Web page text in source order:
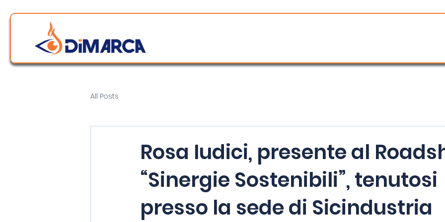
All Posts
Rosa Iudici, presente al
“Sinergie Sostenibili”, tenutosi
presso la sede di Sicindustria